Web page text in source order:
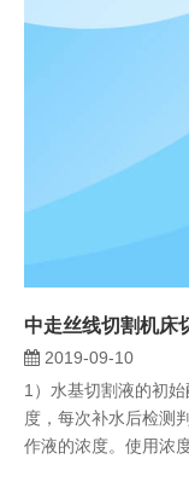
中走丝线切割机床
2019-09-10
1）水基切割液的初
度，每次补水后检测
作液的浓度。使用浓